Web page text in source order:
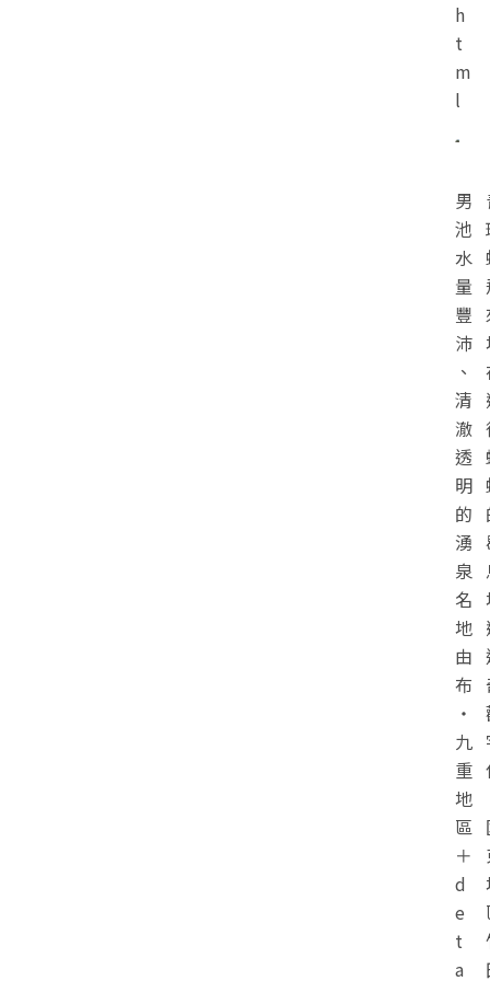
h
t
m
l
男
池
水
量
豐
沛
、
清
澈
透
明
的
湧
泉
名
地
由
布
・
九
重
地
區
＋
d
e
t
a